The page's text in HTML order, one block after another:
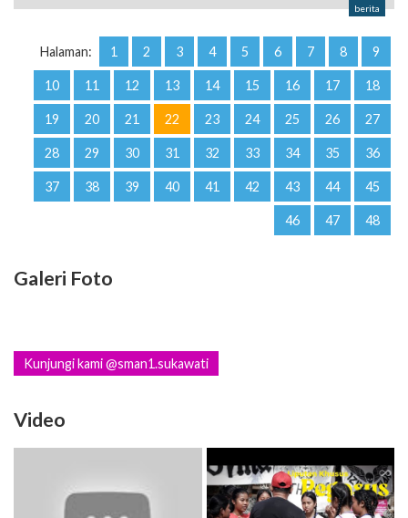
berita
Halaman: 1 2 3 4 5 6 7 8 9
10 11 12 13 14 15 16 17 18
19 20 21 22 23 24 25 26 27
28 29 30 31 32 33 34 35 36
37 38 39 40 41 42 43 44 45
46 47 48
Galeri Foto
Kunjungi kami @sman1.sukawati
Video